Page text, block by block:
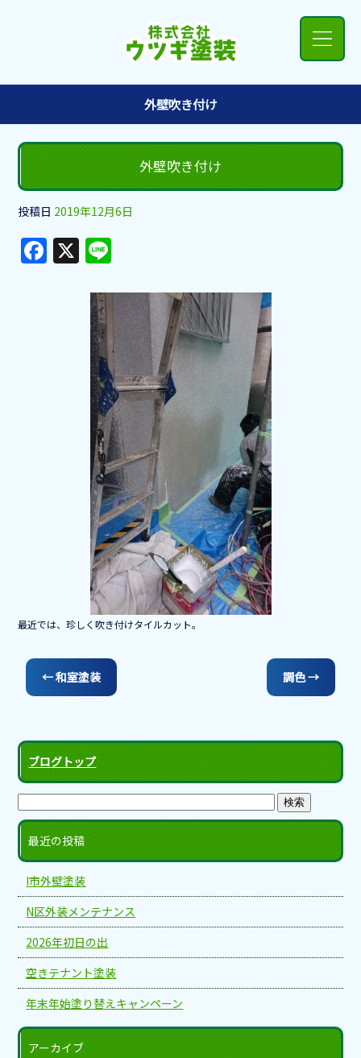
外壁吹き付け
外壁吹き付け
投稿日 2019年12月6日
F
a
X
e
最近では、珍しく吹き付けタイルカット。
←和室塗装 調色→
ブログトップ
最近の投稿
I市外壁塗装
N区外装メンテナンス
2026年初日の出
空きテナント塗装
年末年始塗り替えキャンペーン
アーカイブ